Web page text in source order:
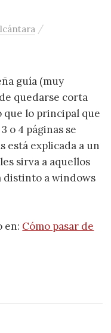
/
para iniciarse en
guía (muy
quedarse corta
que lo principal que
o 4 páginas se
está explicada a un
sirva a aquellos
distinto a windows
en: Cómo pasar de